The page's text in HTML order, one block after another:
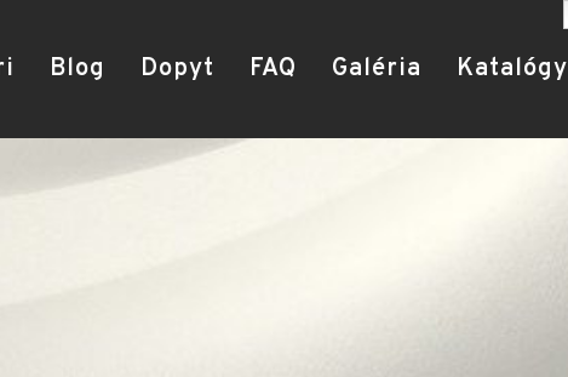
Blog Dopyt FAQ Galéria Katalógy